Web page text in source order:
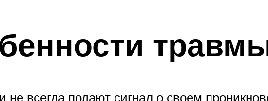
не всегда подают сигнал о своем